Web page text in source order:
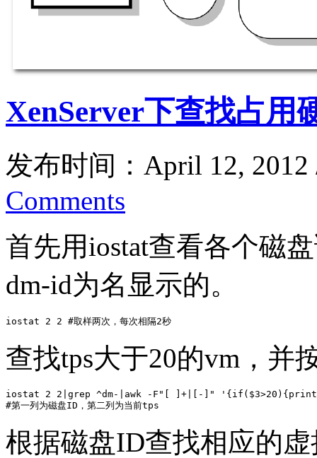
XenServer下查找占用
发布时间：April 12,
Comments
首先用iostat查看各个磁
dm-id为名显示的。
iostat 2 2 #取样两次，每次相隔2秒
查找tps大于20的vm，并
iostat 2 2|grep ^dm-|awk -F"[ ]+|[-]"
#第一列为磁盘ID，第二列为当前tps
根据磁盘ID查找相应的